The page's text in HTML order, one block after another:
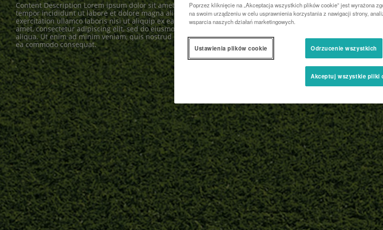
Content Description Lorem ipsum dolor sit amet, consectetur adipiscing elit, sed do eiusmod
tempor incididunt ut labore et dolore magna aliqua. Ut enim ad minim veniam, quis nostrud
exercitation ullamco laboris nisi ut aliquip ex ea commodo consequat. Lorem ipsum dolor sit
amet, consectetur adipiscing elit, sed do eiusmod tempor incididunt ut labore et dolore magna
aliqua. Ut enim ad minim veniam, quis nostrud exercitation ullamco laboris nisi ut aliquip ex
ea commodo consequat.
Poprzez kliknięcie na „Akceptacja wszystkich plików cookie” jest wyrażona
na swoim urządzeniu w celu usprawnienia korzystania z nawigacji strony,
wsparcia naszych działań marketingowych.
Odrzucenie wszystkich
Akceptuj wszystkie pliki
Ustawienia plików cookie